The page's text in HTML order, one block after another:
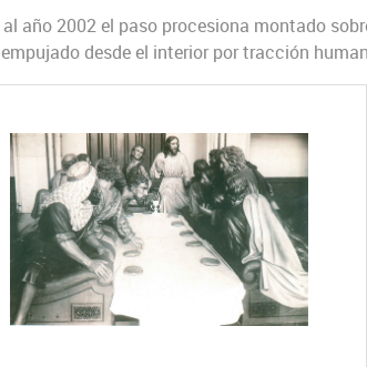
al año 2002 el paso procesiona montado
desde el interior por tracción